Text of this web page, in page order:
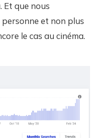
Et que nous
et non plus
le cas au cinéma.